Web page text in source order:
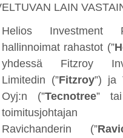
LAIN
Helios Investment
hallinnoimat rahastot (”
yhdessä Fitzroy
Limitedin (”Fitzroy”) ja
Oyj:n (”Tecnotree”
toimitusjohtajan
Ravichanderin (”